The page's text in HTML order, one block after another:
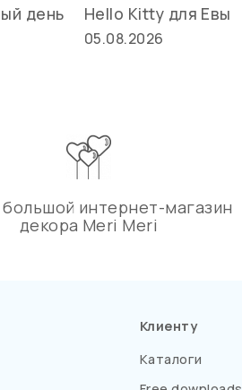
день
Hello Kitty для Евы
05.08.2026
интернет-магазин
декора Meri Meri
Клиенту
Каталоги